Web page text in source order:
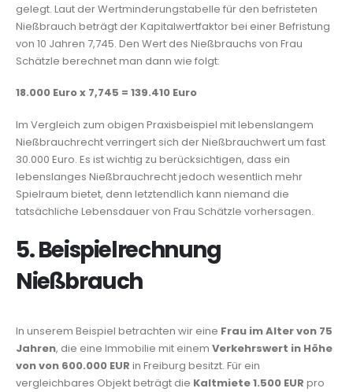
gelegt. Laut der Wertminderungstabelle für den befristeten
Nießbrauch beträgt der Kapitalwertfaktor bei einer Befristung
von 10 Jahren 7,745. Den Wert des Nießbrauchs von Frau
Schätzle berechnet man dann wie folgt:
18.000 Euro x 7,745 = 139.410 Euro
Im Vergleich zum obigen Praxisbeispiel mit lebenslangem
Nießbrauchrecht verringert sich der Nießbrauchwert um fast
30.000 Euro. Es ist wichtig zu berücksichtigen, dass ein
lebenslanges Nießbrauchrecht jedoch wesentlich mehr
Spielraum bietet, denn letztendlich kann niemand die
tatsächliche Lebensdauer von Frau Schätzle vorhersagen.
5. Beispielrechnung
Nießbrauch
In unserem Beispiel betrachten wir eine Frau im Alter von 75
Jahren, die eine Immobilie mit einem Verkehrswert in Höhe
von von 600.000 EUR in Freiburg besitzt. Für ein
vergleichbares Objekt beträgt die Kaltmiete 1.500 EUR pro